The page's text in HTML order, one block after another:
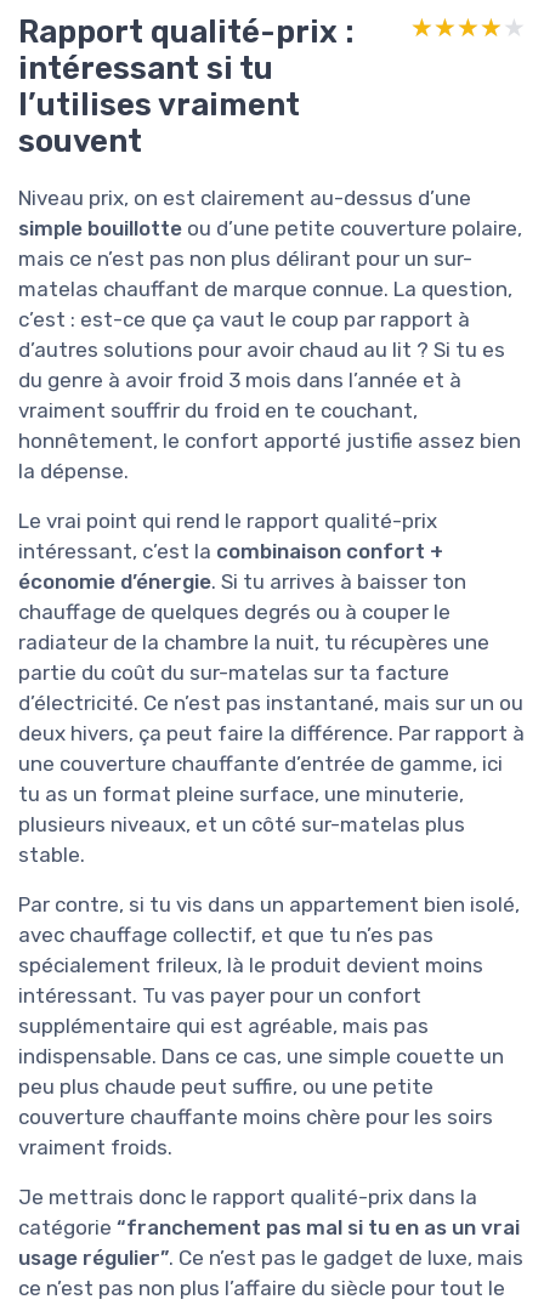
Rapport qualité-prix :
intéressant si tu
l’utilises vraiment
souvent
★★★★★
★★★★★
Niveau prix, on est clairement au-dessus d’une
simple bouillotte ou d’une petite couverture polaire,
mais ce n’est pas non plus délirant pour un sur-
matelas chauffant de marque connue. La question,
c’est : est-ce que ça vaut le coup par rapport à
d’autres solutions pour avoir chaud au lit ? Si tu es
du genre à avoir froid 3 mois dans l’année et à
vraiment souffrir du froid en te couchant,
honnêtement, le confort apporté justifie assez bien
la dépense.
Le vrai point qui rend le rapport qualité-prix
intéressant, c’est la combinaison confort +
économie d’énergie. Si tu arrives à baisser ton
chauffage de quelques degrés ou à couper le
radiateur de la chambre la nuit, tu récupères une
partie du coût du sur-matelas sur ta facture
d’électricité. Ce n’est pas instantané, mais sur un ou
deux hivers, ça peut faire la différence. Par rapport à
une couverture chauffante d’entrée de gamme, ici
tu as un format pleine surface, une minuterie,
plusieurs niveaux, et un côté sur-matelas plus
stable.
Par contre, si tu vis dans un appartement bien isolé,
avec chauffage collectif, et que tu n’es pas
spécialement frileux, là le produit devient moins
intéressant. Tu vas payer pour un confort
supplémentaire qui est agréable, mais pas
indispensable. Dans ce cas, une simple couette un
peu plus chaude peut suffire, ou une petite
couverture chauffante moins chère pour les soirs
vraiment froids.
Je mettrais donc le rapport qualité-prix dans la
catégorie “franchement pas mal si tu en as un vrai
usage régulier”. Ce n’est pas le gadget de luxe, mais
ce n’est pas non plus l’affaire du siècle pour tout le